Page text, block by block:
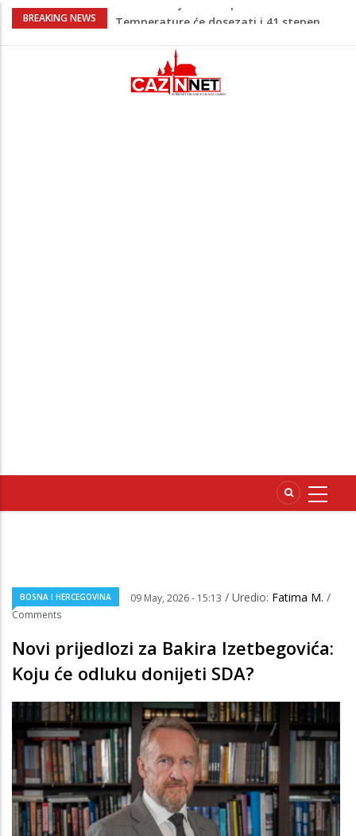
BREAKING NEWS
Pojačan saobraćaj i gužve na granicama:
jutarnjih sati
Teška saobraćajna nesreća u Cazinu,
policija na mjestu događaja
BOSNA I HERCEGOVINA 09 May, 2026 - 15:13 / Uredio: Fatima M. /
Comments
Novi prijedlozi za Bakira Izetbegovića:
Koju će odluku donijeti SDA?